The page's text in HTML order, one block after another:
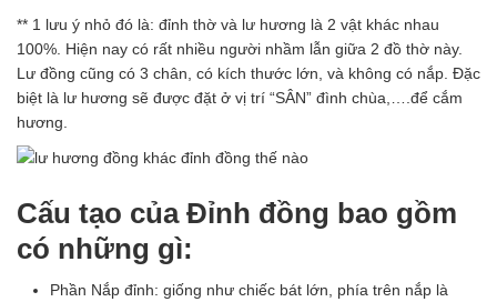
** 1 lưu ý nhỏ đó là: đỉnh thờ và lư hương là 2 vật khác nhau
100%. Hiện nay có rất nhiều người nhầm lẫn giữa 2 đồ thờ này.
Lư đồng cũng có 3 chân, có kích thước lớn, và không có nắp. Đặc
biệt là lư hương sẽ được đặt ở vị trí “SÂN” đình chùa,….để cắm
hương.
Cấu tạo của Đỉnh đồng bao gồm
có những gì:
Phần Nắp đỉnh: giống như chiếc bát lớn, phía trên nắp là